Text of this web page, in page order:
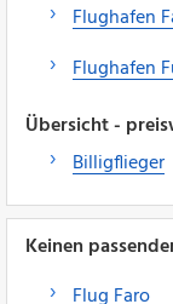
Flughafen
Flughafen
Übersicht -
Billigflieger
Keinen
Flug Faro